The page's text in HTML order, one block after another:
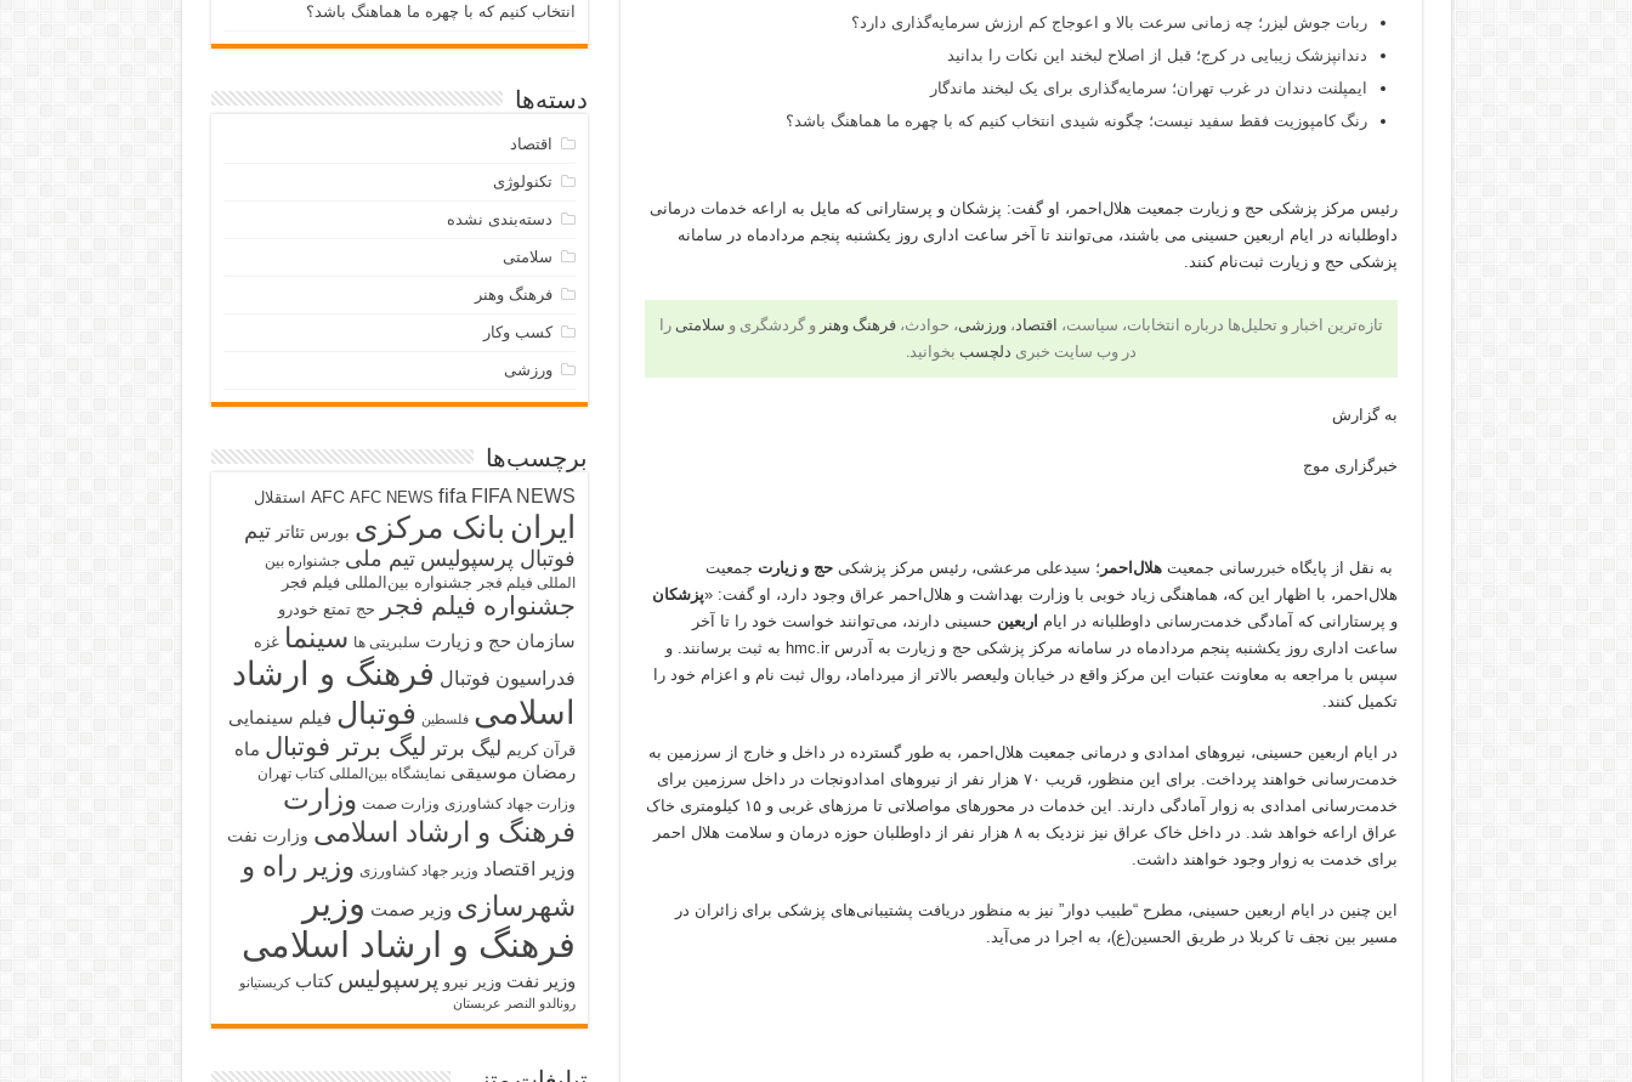
ربات جوش لیزر؛ چه زمانی سرعت بالا و اعوجاج کم ارزش سرمایه‌گذاری دارد؟
دندانپزشک زیبایی در کرج؛ قبل از اصلاح لبخند این نکات را بدانید
ایمپلنت دندان در غرب تهران؛ سرمایه‌گذاری برای یک لبخند ماندگار
رنگ کامپوزیت فقط سفید نیست؛ چگونه شیدی انتخاب کنیم که با چهره ما هماهنگ باشد؟
رئیس مرکز پزشکی حج و زیارت جمعیت هلال‌احمر، او گفت: پزشکان و پرستارانی که مایل به اراعه خدمات درمانی
داوطلبانه در ایام اربعین حسینی می باشند، می‌توانند تا آخر ساعت اداری روز یکشنبه پنجم مردادماه در سامانه
پزشکی حج و زیارت ثبت‌نام کنند.
تازه‌ترین اخبار و تحلیل‌ها درباره انتخابات، سیاست، اقتصاد،ورزشی، حوادث،فرهنگ وهنر و گردشگری و سلامتی را
در وب سایت خبری دلچسب بخوانید.
به گزارش
خبرگزاری موج
به نقل از پایگاه خبر‌رسانی جمعیتهلال‌احمر ؛ سیدعلی مرعشی، رئیس مرکز پزشکیحج و زیارت جمعیت
هلال‌احمر، با اظهار این که، هماهنگی زیاد خوبی با وزارت بهداشت و هلال‌احمر عراق وجود دارد، او گفت: «پزشکان
و پرستارانی که آمادگی خدمت‌رسانی داوطلبانه در ایام اربعین حسینی دارند، می‌توانند خواست خود را تا آخر
ساعت اداری روز یکشنبه پنجم مردادماه در سامانه مرکز پزشکی حج و زیارت به آدرس hmc.ir به ثبت برسانند. و
سپس با مراجعه به معاونت عتبات این مرکز واقع در خیابان ولیعصر بالاتر از میرداماد، روال ثبت نام و اعزام خود را
تکمیل کنند.
در ایام اربعین حسینی، نیروهای امدادی و درمانی جمعیت هلال‌احمر، به طور گسترده در داخل و خارج از سرزمین به
خدمت‌رسانی خواهند پرداخت. برای این منظور، قریب ۷۰ هزار نفر از نیروهای امدادونجات در داخل سرزمین برای
خدمت‌رسانی امدادی به زوار آمادگی دارند. این خدمات در محورهای مواصلاتی تا مرزهای غربی و ۱۵ کیلومتری خاک
عراق اراعه خواهد شد. در داخل خاک عراق نیز نزدیک به ۸ هزار نفر از داوطلبان حوزه درمان و سلامت هلال احمر
برای خدمت به زوار وجود خواهند داشت.
این چنین در ایام اربعین حسینی، مطرح “طبیب‌ دوار” نیز به منظور دریافت پشتیبانی‌های پزشکی برای زائران در
مسیر بین نجف تا کربلا در طریق الحسین(ع)، به اجرا در می‌آید.
انتخاب کنیم که با چهره ما هماهنگ باشد؟
دسته‌ها
اقتصاد
تکنولوژی
دسته‌بندی نشده
سلامتی
فرهنگ وهنر
کسب وکار
ورزشی
برچسب‌ها
AFC AFC NEWS fifa FIFA NEWS استقلال
ایران بانک مرکزی بورس تئاتر تیم
فوتبال پرسپولیس تیم ملی جشنواره بین
المللی فیلم فجر جشنواره بین‌المللی فیلم فجر
جشنواره فیلم فجر حج تمتع خودرو
سازمان حج و زیارت سلبریتی ها سینما غزه
فدراسیون فوتبال فرهنگ و ارشاد
اسلامی فلسطین فوتبال فیلم سینمایی
قرآن کریم لیگ برتر لیگ برتر فوتبال ماه
رمضان موسیقی نمایشگاه بین‌المللی کتاب تهران
وزارت جهاد کشاورزی وزارت صمت وزارت
فرهنگ و ارشاد اسلامی وزارت نفت
وزیر اقتصاد وزیر جهاد کشاورزی وزیر راه و
شهرسازی وزیر صمت وزیر
فرهنگ و ارشاد اسلامی
وزیر نفت وزیر نیرو پرسپولیس کتاب کریستیانو
رونالدو النصر عربستان